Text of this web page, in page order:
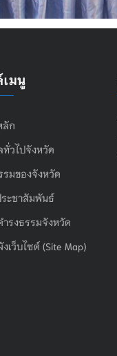
มนู
ลัก
วไปจังหวัด
รมของจังหวัด
ระชาสัมพันธ์
รงธรรมจังหวัด
เว็บไซต์ (Site Map)